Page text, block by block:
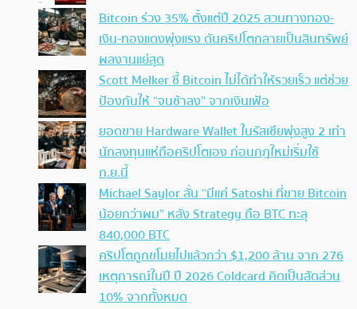
Bitcoin ร่วง 35% ตั้งแต่ปี 2025 สวนทางทอง-
เงิน-ทองแดงพุ่งแรง ดันคริปโตกลายเป็นสินทรัพย์
ผลงานแย่สุด
Scott Melker ชี้ Bitcoin ไม่ได้ทำให้รวยเร็ว แต่ช่วย
ป้องกันให้ “จนช้าลง” จากเงินเฟ้อ
ยอดขาย Hardware Wallet ในรัสเซียพุ่งสูง 2 เท่า
นักลงทุนแห่ถือคริปโตเอง ก่อนกฎใหม่เริ่มใช้
ก.ย.นี้
Michael Saylor ลั่น “มีแค่ Satoshi ที่ขาย Bitcoin
น้อยกว่าผม” หลัง Strategy ถือ BTC ทะลุ
840,000 BTC
คริปโตถูกขโมยไปแล้วกว่า $1,200 ล้าน จาก 276
เหตุการณ์ในปี ปี 2026 Coldcard คิดเป็นสัดส่วน
10% จากทั้งหมด